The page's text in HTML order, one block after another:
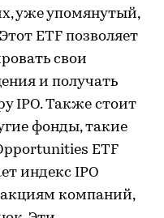
уже упомянутый,
ETF позволяет
свои
и получать
IPO. Также стоит
фонды, такие
ETF
индекс IPO
акциям компаний,